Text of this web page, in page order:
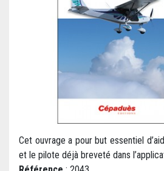
Cet ouvrage a pour but essentiel
et le pilote déjà breveté dans